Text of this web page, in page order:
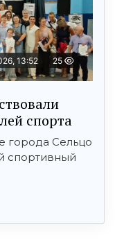
13:52 25
спорта
города Сельцо
спортивный